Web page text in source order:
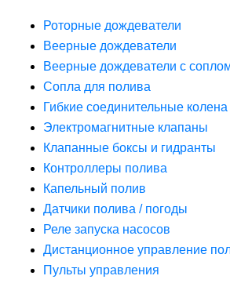
Роторные дождеватели
Веерные дождеватели
Веерные дождеватели с
Сопла для полива
Гибкие соединительные
Электромагнитные клапаны
Клапанные боксы и гидранты
Контроллеры полива
Капельный полив
Датчики полива / погоды
Реле запуска насосов
Дистанционное управление
Пульты управления